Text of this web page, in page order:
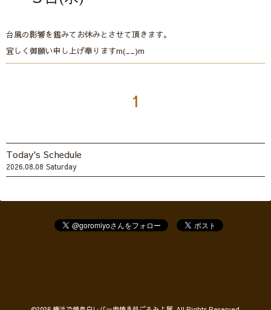
台風の影響を鑑みてお休みとさせて頂きます。
宜しく御願い申し上げ奉りますm(__)m
1
Today's Schedule
2026.08.08 Saturday